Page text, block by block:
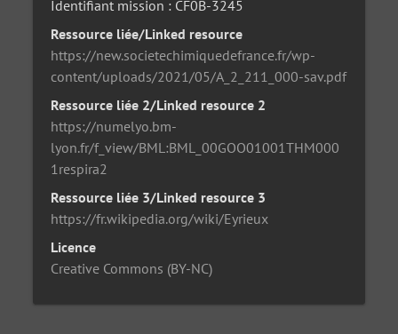
Identifiant mission : CF0B-3245
Ressource liée/Linked resource
https://new.societechimiquedefrance.fr/wp-
content/uploads/2021/05/A_2_211_000-sav.pdf
Ressource liée 2/Linked resource 2
https://numelyo.bm-
lyon.fr/f_view/BML:BML_00GOO01001THM000
1respira2
Ressource liée 3/Linked resource 3
https://fr.wikipedia.org/wiki/Eyrieux
Licence
Creative Commons (BY-NC)